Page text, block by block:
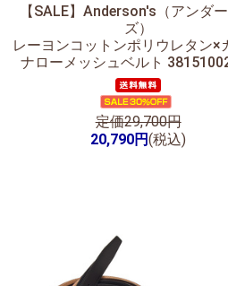
【SALE】Anderson's（アンダ
ズ）
レーヨンコットンポリウレタン×
ナローメッシュベルト
定価29,700円
20,790円(税込)